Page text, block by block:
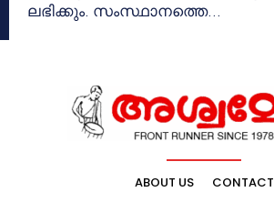
ലഭിക്കും. സംസ്ഥാനത്തെ...
ABOUT US CONTACT